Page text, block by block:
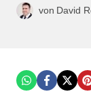
von David